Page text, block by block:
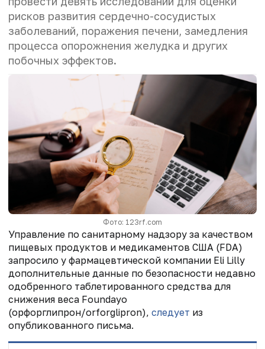
рисков развития сердечно-сосудистых
заболеваний, поражения печени, замедления
процесса опорожнения желудка и других
побочных эффектов.
Фото: 123rf.com
Управление по санитарному надзору за качеством
пищевых продуктов и медикаментов США (FDA)
запросило у фармацевтической компании Eli Lilly
дополнительные данные по безопасности недавно
одобренного таблетированного средства для
снижения веса Foundayo
(орфорглипрон/orforglipron), следует из
опубликованного письма.